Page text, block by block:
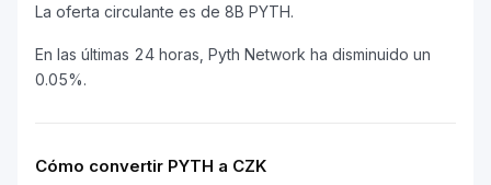
La oferta circulante es de 8B PYTH.
En las últimas 24 horas, Pyth Network ha disminuido un
0.05%.
Cómo convertir PYTH a CZK